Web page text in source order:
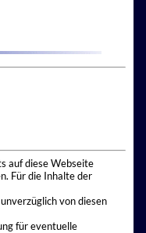
auf diese Webseite
Für die Inhalte der
von diesen
für eventuelle